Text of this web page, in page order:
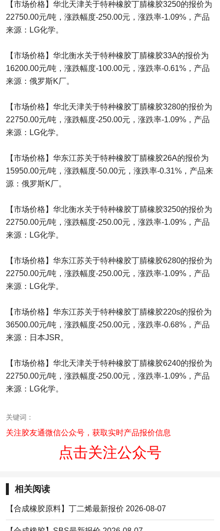
【市场价格】华北天津关于特种橡胶丁腈橡胶3250的报价为
22750.00元/吨，涨跌幅度-250.00元，涨跌率-1.09%，产品
来源：LG化学。
【市场价格】华北衡水关于特种橡胶丁腈橡胶33A的报价为
16200.00元/吨，涨跌幅度-100.00元，涨跌率-0.61%，产品
来源：俄罗斯K厂。
【市场价格】华北天津关于特种橡胶丁腈橡胶3280的报价为
22750.00元/吨，涨跌幅度-250.00元，涨跌率-1.09%，产品
来源：LG化学。
【市场价格】华东江苏关于特种橡胶丁腈橡胶26A的报价为
15950.00元/吨，涨跌幅度-50.00元，涨跌率-0.31%，产品来
源：俄罗斯K厂。
【市场价格】华北衡水关于特种橡胶丁腈橡胶3250的报价为
22750.00元/吨，涨跌幅度-250.00元，涨跌率-1.09%，产品
来源：LG化学。
【市场价格】华东江苏关于特种橡胶丁腈橡胶6280的报价为
22750.00元/吨，涨跌幅度-250.00元，涨跌率-1.09%，产品
来源：LG化学。
【市场价格】华东江苏关于特种橡胶丁腈橡胶220s的报价为
36500.00元/吨，涨跌幅度-250.00元，涨跌率-0.68%，产品
来源：日本JSR。
【市场价格】华北天津关于特种橡胶丁腈橡胶6240的报价为
22750.00元/吨，涨跌幅度-250.00元，涨跌率-1.09%，产品
来源：LG化学。
关键词：
关注胶友通微信公众号，获取实时产品报价信息
点击关注公众号
相关阅读
【合成橡胶原料】丁二烯最新报价 2026-08-07